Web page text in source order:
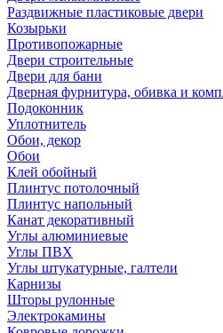
Раздвижные пластиковые двери
Козырьки
Противопожарные
Двери строительные
Двери для бани
Дверная фурнитура, обивка и
Подоконник
Уплотнитель
Обои, декор
Обои
Клей обойный
Плинтус потолочный
Плинтус напольный
Канат декоративный
Углы алюминиевые
Углы ПВХ
Углы штукатурные, галтели
Карнизы
Шторы рулонные
Электрокамины